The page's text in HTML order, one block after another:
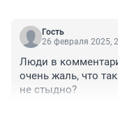
Гость
26 февраля 2025,
Люди в
очень жаль, что
не стыдно?